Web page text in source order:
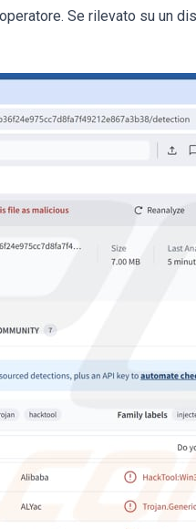
Se rilevato su un